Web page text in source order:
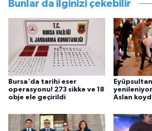
Bunlar da ilginizi çekebilir
Bursa'da tarihi eser
operasyonu! 273 sikke ve 18
obje ele geçirildi
Aslan